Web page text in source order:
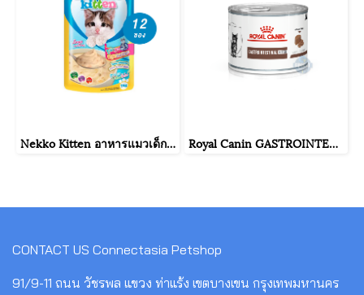
Nekko Kitten อาหารแมวเด็ก ทูน่ามูสผสมนมแพะ 70g. (สีฟ้า) จำนวน 12 ซอง. Royal Canin GASTROINTESTINAL KITTEN ขนาดกระป๋อง 195 กรัม.
CONTACT US Connectasia Petshop
91/9-11 ถนน วัชรพล แขวง ท่าแร้ง เขตบางเขน กรุงเทพมหานคร